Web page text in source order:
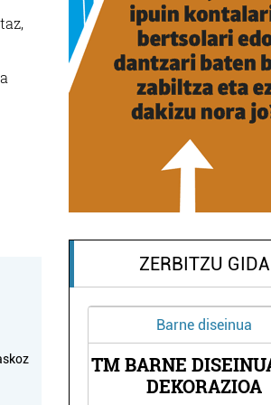
ZERBITZU GIDA
Barne diseinua
TM BARNE
DEKORAZIOA